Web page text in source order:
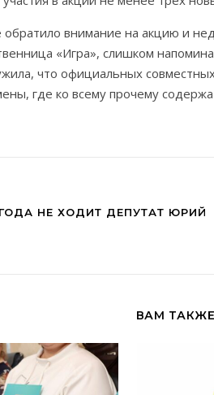
внимание на акцию и
«Игра», слишком
что официальных
где ко всему прочему
НЕ ХОДИТ ДЕПУТАТ ЮРИЙ
ВАМ